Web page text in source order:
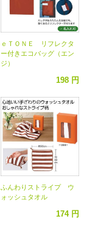
ｅＴＯＮＥ リフレクタ
ー付きエコバッグ（エン
ジ）
198 円
ふんわりストライプ ウ
ォッシュタオル
174 円